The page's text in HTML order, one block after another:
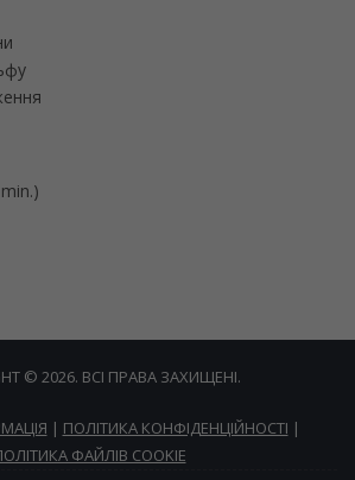
© 2026. ВСІ ПРАВА ЗАХИЩЕНІ.
| ПОЛІТИКА КОНФІДЕНЦІЙНОСТІ |
ФАЙЛІВ COOKIE